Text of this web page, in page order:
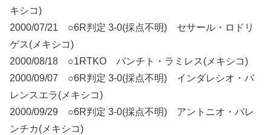
キシコ)
2000/07/21 ○6R判定 3-0(採点不明) セサール・ロドリ
ゲス(メキシコ)
2000/08/18 ○1RTKO パンチト・ラミレス(メキシコ)
2000/09/07 ○6R判定 3-0(採点不明) インダレシオ・バ
レンスエラ(メキシコ)
2000/09/29 ○6R判定 3-0(採点不明) アントニオ・バレ
ンチカ(メキシコ)